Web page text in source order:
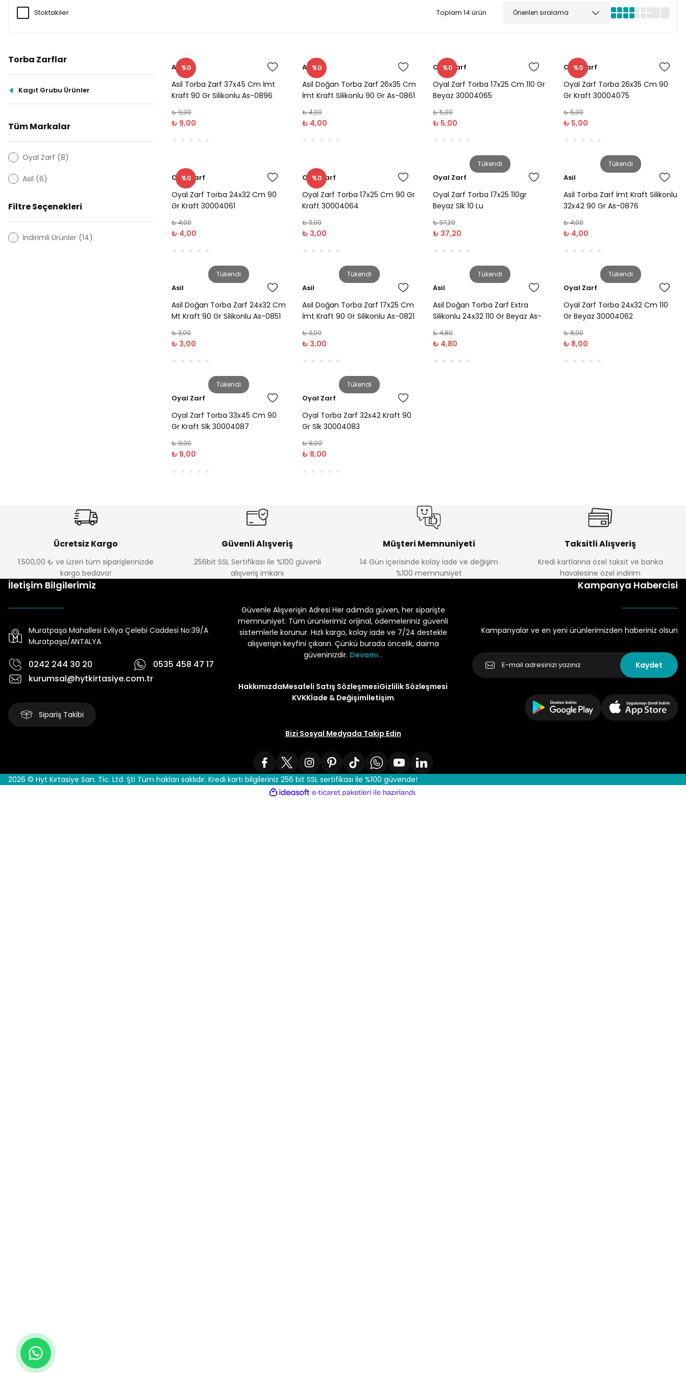
Stoktakiler Toplam 14 ürün
Torba Zarflar
Kagıt Grubu Ürünler
Tüm Markalar
Oyal Zarf (8)
Asil (6)
Filtre Seçenekleri
İndirimli Ürünler (14)
%0
Asil
Asil Torba Zarf 37x45 Cm İmt
Kraft 90 Gr Silikonlu As-0896
₺ 9,00
₺ 9,00
%0
Asil
Asil Doğan Torba Zarf 26x35 Cm
İmt Kraft Silikonlu 90 Gr As-0861
₺ 4,00
₺ 4,00
%0
Oyal Zarf
Oyal Zarf Torba 17x25 Cm 110 Gr
Beyaz 30004065
₺ 5,00
₺ 5,00
%0
Oyal Zarf
Oyal Zarf Torba 26x35 Cm 90
Gr Kraft 30004075
₺ 5,00
₺ 5,00
%0
Oyal Zarf
Oyal Zarf Torba 24x32 Cm 90
Gr Kraft 30004061
₺ 4,00
₺ 4,00
%0
Oyal Zarf
Oyal Zarf Torba 17x25 Cm 90 Gr
Kraft 30004064
₺ 3,00
₺ 3,00
Tükendi
Oyal Zarf
Oyal Zarf Torba 17x25 110gr
Beyaz Slk 10 Lu
₺ 37,20
₺ 37,20
Tükendi
Asil
Asil Torba Zarf İmt Kraft Silikonlu
32x42 90 Gr As-0876
₺ 4,00
₺ 4,00
Tükendi
Asil
Asil Doğan Torba Zarf 24x32 Cm
Mt Kraft 90 Gr Silikonlu As-0851
₺ 3,00
₺ 3,00
Tükendi
Asil
Asil Doğan Torba Zarf 17x25 Cm
İmt Kraft 90 Gr Silikonlu As-0821
₺ 3,00
₺ 3,00
Tükendi
Asil
Asil Doğan Torba Zarf Extra
Silikonlu 24x32 110 Gr Beyaz As-
₺ 4,80
₺ 4,80
Tükendi
Oyal Zarf
Oyal Zarf Torba 24x32 Cm 110
Gr Beyaz 30004062
₺ 8,00
₺ 8,00
Tükendi
Oyal Zarf
Oyal Zarf Torba 33x45 Cm 90
Gr Kraft Slk 30004087
₺ 9,00
₺ 9,00
Tükendi
Oyal Zarf
Oyal Torba Zarf 32x42 Kraft 90
Gr Slk 30004083
₺ 8,00
₺ 8,00
Ücretsiz Kargo
1.500,00 ₺ ve üzeri tüm siparişlerinizde
kargo bedava!
Güvenli Alışveriş
256bit SSL Sertifikası ile %100 güvenli
alışveriş imkanı
Müşteri Memnuniyeti
14 Gün içerisinde kolay iade ve değişim
%100 memnuniyet
Taksitli Alışveriş
Kredi kartlarına özel taksit ve banka
havalesine özel indirim
İletişim Bilgilerimiz
Muratpaşa Mahallesi Evliya Çelebi Caddesi No:39/A
Muratpaşa/ANTALYA
0242 244 30 20
0535 458 47 17
kurumsal@hytkirtasiye.com.tr
Sipariş Takibi
Güvenle Alışverişin Adresi Her adımda güven, her siparişte
memnuniyet. Tüm ürünlerimiz orijinal, ödemeleriniz güvenli
sistemlerle korunur. Hızlı kargo, kolay iade ve 7/24 destekle
alışverişin keyfini çıkarın. Çünkü burada öncelik, daima
güveninizdir. Devamı..
HakkımızdaMesafeli Satış SözleşmesiGizlilik Sözleşmesi
KVKKİade & Değişimİletişim
Bizi Sosyal Medyada Takip Edin
Kampanya Habercisi
Kampanyalar ve en yeni ürünlerimizden haberiniz olsun
Kaydet
2026 © Hyt Kırtasiye San. Tic. Ltd. Şti Tüm hakları saklıdır. Kredi kartı bilgileriniz 256 bit SSL sertifikası ile %100 güvende!
ideasoft
e-